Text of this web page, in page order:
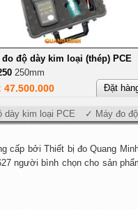
đo độ dày kim loại (thép) PCE
250mm
47.500.000 Đặt
dày kim loại PCE
Máy đo
cấp bởi Thiết bị đo Quang
người bình chọn cho sản